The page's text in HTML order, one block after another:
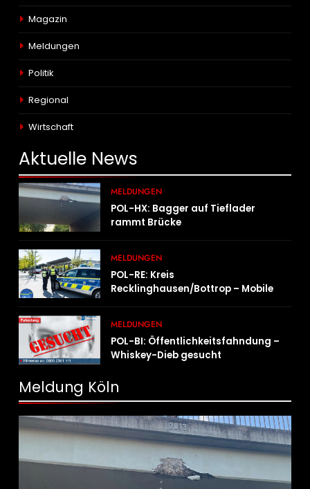
Magazin
Meldungen
Politik
Regional
Wirtschaft
Aktuelle News
MELDUNGEN
POL-HX: Bagger auf Tieflader
rammt Brücke
MELDUNGEN
POL-RE: Kreis
Recklinghausen/Bottrop – Mobile
MELDUNGEN
POL-BI: Öffentlichkeitsfahndung –
Whiskey-Dieb gesucht
Meldung Köln